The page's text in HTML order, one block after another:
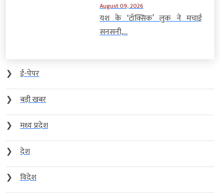
August 09, 2026
यश के ‘टॉक्सिक’ लुक ने मचाई
सनसनी,...
❯
ई-पेपर
❯
बड़ी खबर
❯
मध्य प्रदेश
❯
देश
❯
विदेश